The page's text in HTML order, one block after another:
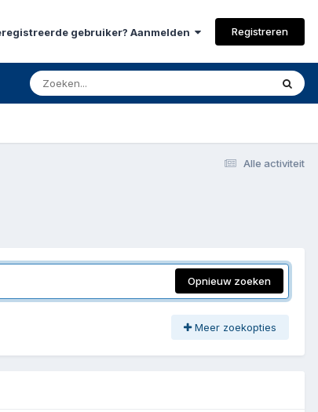
gebruiker? Aanmelden Registreren
Alle activiteit
Opnieuw zoeken
Meer zoekopties